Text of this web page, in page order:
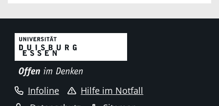
Infoline
Hilfe im Notfall